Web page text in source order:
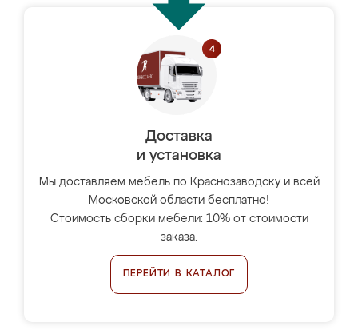
Доставка
и установка
Мы доставляем мебель по Краснозаводску и всей
Московской области бесплатно!
Стоимость сборки мебели: 10% от стоимости
заказа.
ПЕРЕЙТИ В КАТАЛОГ